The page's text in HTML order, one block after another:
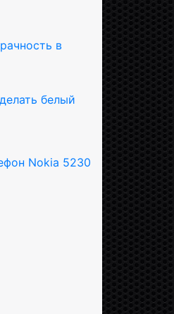
в
белый
Nokia 5230